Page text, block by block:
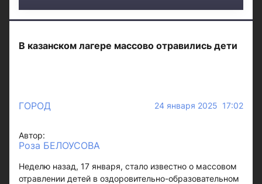
В казанском лагере массово отравились дети
ГОРОД 24 января 2025 17:02
Автор:
Роза БЕЛОУСОВА
Неделю назад, 17 января, стало известно о массовом
отравлении детей в оздоровительно-образовательном